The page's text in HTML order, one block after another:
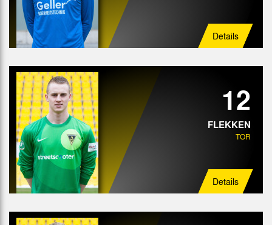
Details
12
FLEKKEN
TOR
Details